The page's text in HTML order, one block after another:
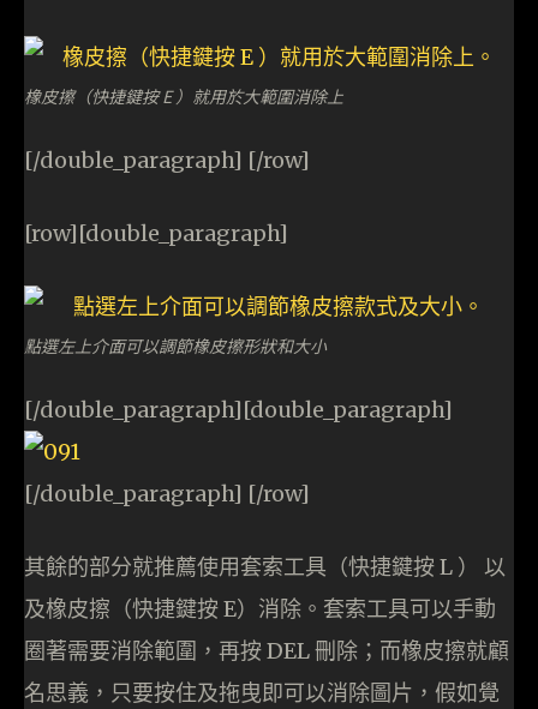
橡皮擦（快捷鍵按 E ）就用於大範圍消除上
[/double_paragraph] [/row]
[row][double_paragraph]
點選左上介面可以調節橡皮擦形狀和大小
[/double_paragraph][double_paragraph]
[/double_paragraph] [/row]
其餘的部分就推薦使用套索工具（快捷鍵按 L ） 以
及橡皮擦（快捷鍵按 E）消除。套索工具可以手動
圈著需要消除範圍，再按 DEL 刪除；而橡皮擦就顧
名思義，只要按住及拖曳即可以消除圖片，假如覺